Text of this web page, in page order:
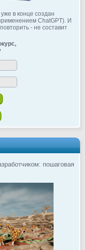
уже в конце создан
ChatGPT). И
- не составит
пошаговая